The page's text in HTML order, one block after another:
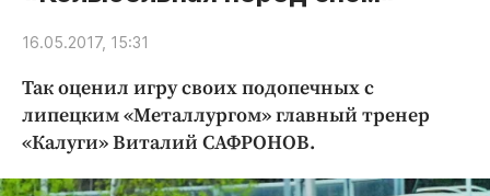
Статьи
Авто и транспорт
Благоустройство
Криминал
16.05.2017, 15:31
Так оценил игру своих подопечных с
липецким «Металлургом» главный тренер
«Калуги» Виталий САФРОНОВ.